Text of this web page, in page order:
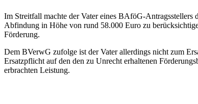
Im Streitfall machte der Vater eines BAföG-Antragsstellers
Abfindung in Höhe von rund 58.000 Euro zu
Förderung.
Dem BVerwG zufolge ist der Vater allerdings nicht zum
Ersatzpflicht auf den den zu Unrecht erhaltenen
erbrachten Leistung.